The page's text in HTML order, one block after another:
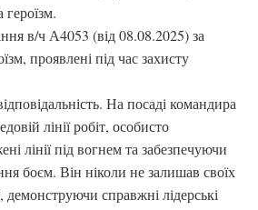
героїзм.
в/ч А4053 (від 08.08.2025) за
проявлені під час захисту
На посаді командира
лінії робіт, особисто
лінії під вогнем та забезпечуючи
боєм. Він ніколи не залишав своїх
демонструючи справжні лідерські